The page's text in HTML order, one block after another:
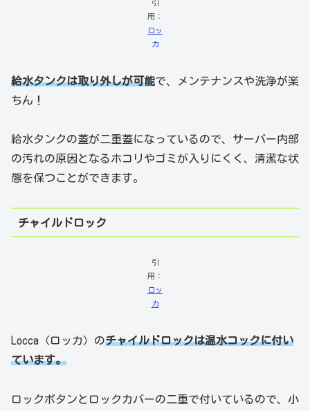
引
用：
ロッ
カ
給水タンクは取り外しが可能で、メンテナンスや洗浄が楽
ちん！
給水タンクの蓋が二重蓋になっているので、サーバー内部
の汚れの原因となるホコリやゴミが入りにくく、清潔な状
態を保つことができます。
チャイルドロック
引
用：
ロッ
カ
Locca（ロッカ）のチャイルドロックは温水コックに付い
ています。
ロックボタンとロックカバーの二重で付いているので、小